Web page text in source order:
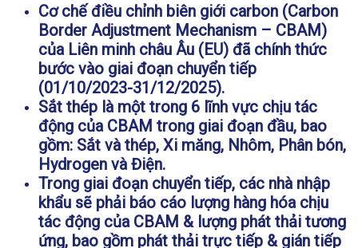
Cơ chế điều chỉnh biên giới carbon (Carbon
Border Adjustment Mechanism – CBAM)
của Liên minh châu Âu (EU) đã chính thức
bước vào giai đoạn chuyển tiếp
(01/10/2023-31/12/2025).
Sắt thép là một trong 6 lĩnh vực chịu tác
động của CBAM trong giai đoạn đầu, bao
gồm: Sắt và thép, Xi măng, Nhôm, Phân bón,
Hydrogen và Điện.
Trong giai đoạn chuyển tiếp, các nhà nhập
khẩu sẽ phải báo cáo lượng hàng hóa chịu
tác động của CBAM & lượng phát thải tương
ứng, bao gồm phát thải trực tiếp & gián tiếp